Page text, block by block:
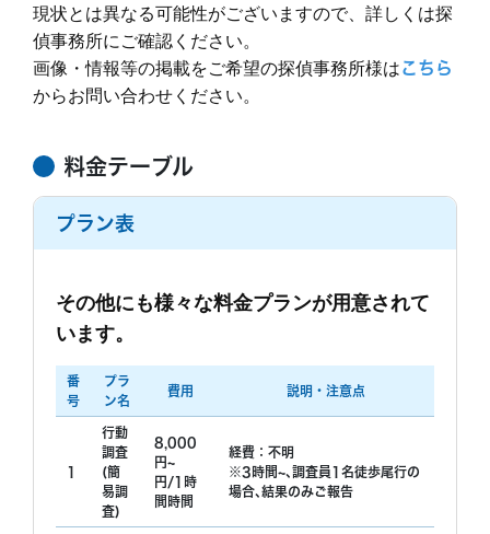
調査終了後の印象
アフターケアとして弁護士を紹介してもらい、これか
ら相談をするところです。
探偵期間終了以降、報告書は10日前後と言われていま
り返し電話があり、私の希望日に合わせるのが難しい
と言われ、報告が2週間以上先でないと難しいと言わ
れました。(探偵期間終了から1ヶ月以上先になると。)
私がムッとしたところ、数日後に再度連絡すると。
数日後、再び連絡があり、当初私が希望していた日に
融通がきくなら初めからそうして欲しいです。こっち
は何百万も支払ってるのに、無駄に1ヶ月も待たされ
るところでした。最後の最後に信用がガタ落ちでし
ので「プロが言うほどひどいんだな」と目が覚めた気
持ちでした。
調査中の印象
アパートがわかった、今日もご主人はアパートです。
など。自宅での出入りは複数回取らないと証拠になら
GPSの記録は十分、ちょうど数も足りないとのこと
で、返却のため伺った先で、尾行の映像、アパートの
が、2人でいるところが抑えられない。立地的にも張
り込みが難しい、など言われ、不審に思いながらも頼
るしかありませんでした。
依頼から１ヶ月。まったく無関係の方にGPSを付けて
追っていたことがわかりました。私は見ず知らずの無
た。そこでキャンセルしたいと告げたところ、態度が
急変。後少しで調査は終わる。返金も契約書通り半額
なら構わないが、いいんですかね？と○○○のような口
調に思えました。他社に相談し、どうにか全額返金さ
せることができました。
名分＋ガソリン
代
依頼前の印象
いしました。 33万と言われて契約しに事務所に行った
が、契約直前でガソリン代が必要と ＋6万円のお支払
いに。 聞き取り調査対象者に、探偵を付けられたと思
われたくありませんでした。探偵とは明かさずに、調
査対象者を喫茶店にお連れし世間話をしながら聞き出
前で探偵の名刺を渡してお話ししますと話を変えてき
ました。この時点で契約を辞めるべきでしたが、後悔
しています。
もっと見る
調査中の印象
ラインでやり取りしてました。 基本こちらから連絡を
からという言葉は信じない方が良かったです。 私自身
がよく考えてから、聞き取り調査をお願いするべきで
した。
調査終了後の印象
契約書には、報告書で報告すると書かれていたが、報
現状とは異なる可能性がございますので、詳しくは探
偵事務所にご確認ください。
画像・情報等の掲載をご希望の探偵事務所様はこちら
からお問い合わせください。
料金テーブル
プラン表
その他にも様々な料金プランが用意されて
います。
番
号
プラ
ン名
費用 説明・注意点
1
行動
調査
(簡
易調
査)
8,000
円~
円/1時
間時間
経費：不明
※3時間~､調査員1名徒歩尾行の
場合､結果のみご報告